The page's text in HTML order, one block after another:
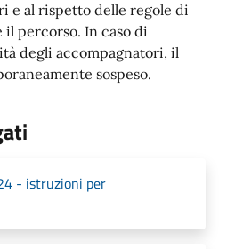
e al rispetto delle regole di
percorso. In caso di
degli accompagnatori, il
sospeso.
- istruzioni per